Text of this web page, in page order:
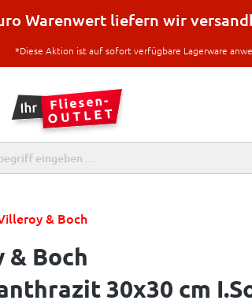
Warenwert liefern wir
*Diese Aktion ist auf sofort verfügbare Lagerware
& Boch
Boch
30x30 cm